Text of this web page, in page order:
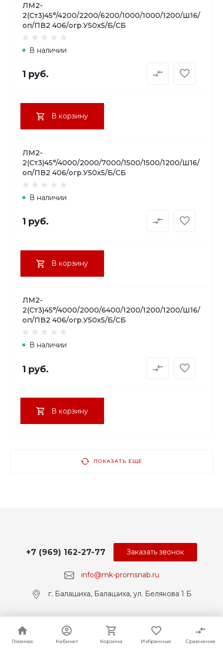
Главная Кабинет Корзина Избранные Сравнение
Главная Кабинет Корзина Избранные Сравнение
ЛМ2-
2(Ст3)45°/4200/2200/6200/1000/1000/1200/Ш16/
оп/ПВ2 406/огр.У50х5/Б/СБ
В наличии
1 руб.
В корзину
ЛМ2-
2(Ст3)45°/4000/2000/7000/1500/1500/1200/Ш16/
оп/ПВ2 406/огр.У50х5/Б/СБ
В наличии
1 руб.
В корзину
ЛМ2-
2(Ст3)45°/4000/2000/6400/1200/1200/1200/Ш16/
оп/ПВ2 406/огр.У50х5/Б/СБ
В наличии
1 руб.
В корзину
ПОКАЗАТЬ ЕЩЕ
info@mk-promsnab.ru
+7 (969) 162-27-77
г. Балашиха, Балашиха, ул. Белякова 1 Б
Заказать звонок
© 2017-2026 Universe, Все права защищены